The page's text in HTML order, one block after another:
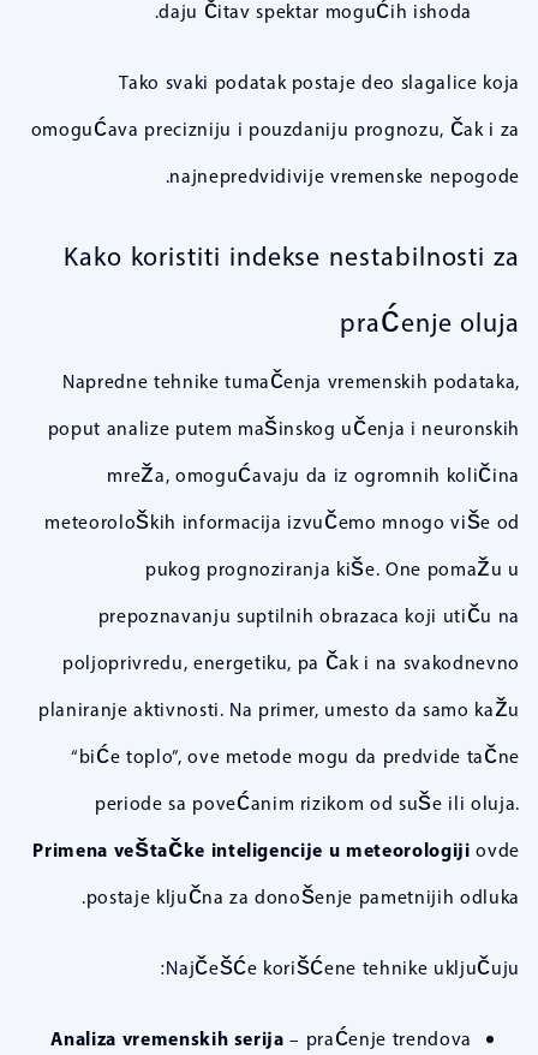
daju čitav spektar mogućih ishoda.
Tako svaki podatak postaje deo slagalice koja
omogućava precizniju i pouzdaniju prognozu, čak i za
najnepredvidivije vremenske nepogode.
Kako koristiti indekse nestabilnosti za
praćenje oluja
Napredne tehnike tumačenja vremenskih podataka,
poput analize putem mašinskog učenja i neuronskih
mreža, omogućavaju da iz ogromnih količina
meteoroloških informacija izvučemo mnogo više od
pukog prognoziranja kiše. One pomažu u
prepoznavanju suptilnih obrazaca koji utiču na
poljoprivredu, energetiku, pa čak i na svakodnevno
planiranje aktivnosti. Na primer, umesto da samo kažu
“biće toplo”, ove metode mogu da predvide tačne
periode sa povećanim rizikom od suše ili oluja.
Primena veštačke inteligencije u meteorologiji ovde
postaje ključna za donošenje pametnijih odluka.
Najčešće korišćene tehnike uključuju:
Analiza vremenskih serija – praćenje trendova